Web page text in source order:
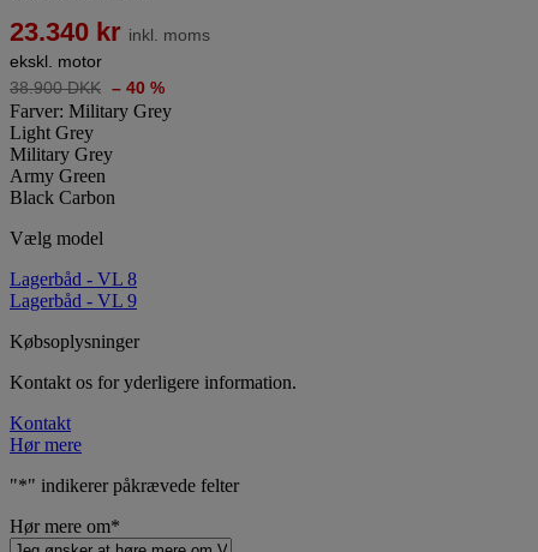
23.340 kr inkl. moms
ekskl. motor
38.900 DKK – 40 %
Farver: Military Grey
Light Grey
Military Grey
Army Green
Black Carbon
Vælg model
Lagerbåd - VL 8
Lagerbåd - VL 9
Købsoplysninger
Kontakt os for yderligere information.
Kontakt
Hør mere
"*" indikerer påkrævede felter
Hør mere om*